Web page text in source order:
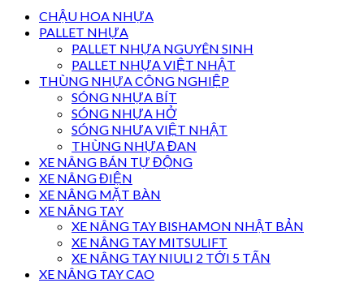
CHẬU HOA NHỰA
PALLET NHỰA
PALLET NHỰA NGUYÊN SINH
PALLET NHỰA VIỆT NHẬT
THÙNG NHỰA CÔNG NGHIỆP
SÓNG NHỰA BÍT
SÓNG NHỰA HỞ
SÓNG NHƯA VIỆT NHẬT
THÙNG NHỰA ĐAN
XE NÂNG BÁN TỰ ĐỘNG
XE NÂNG ĐIỆN
XE NÂNG MẶT BÀN
XE NÂNG TAY
XE NÂNG TAY BISHAMON NHẬT BẢN
XE NÂNG TAY MITSULIFT
XE NÂNG TAY NIULI 2 TỚI 5 TẤN
XE NÂNG TAY CAO